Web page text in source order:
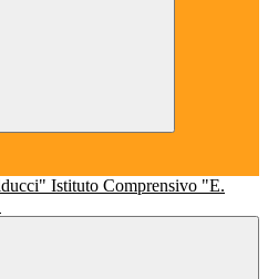
Istituto Comprensivo "E.